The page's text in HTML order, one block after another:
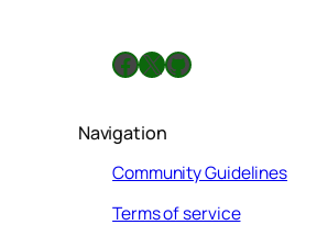
Facebook X GitHub
Navigation
Community Guidelines
Terms of service